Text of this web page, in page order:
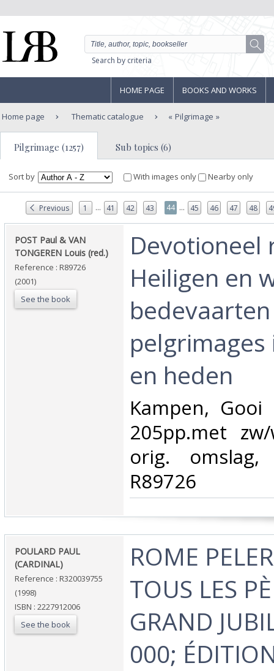
Search by criteria
HOME PAGE BOOKS AND WORKS
Home page Thematic catalogue Pilgrimage
Pilgrimage (1257) Sub topics (6)
Sort by With images only Nearby only
Previous 1 ... 41 42 43 44 ... 45 46 47 48
‎POST Paul & VAN
TONGEREN Louis (red.)‎
Reference : R89726
(2001)
See the book
‎Devotioneel
Heiligen en
en heden‎
‎Kampen,
205pp.met
orig.
R89726‎
‎POULARD PAUL
(CARDINAL)‎
Reference : R320039755
(1998)
ISBN : 2227912006
See the book
‎ROME
TOUS LES
GRAND
000;